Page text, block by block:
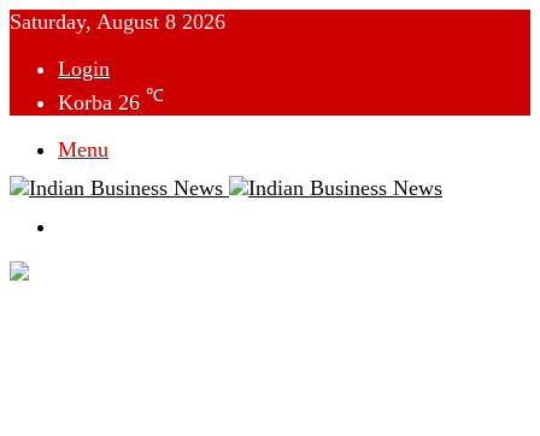
Saturday, August 8 2026
Login
Korba 26 ℃
Menu